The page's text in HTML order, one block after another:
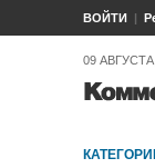
ВОЙТИ
09